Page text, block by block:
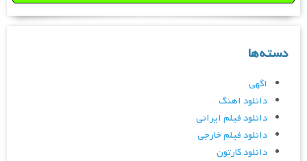
دسته‌ها
اگهی
دانلود اهنگ
دانلود فیلم ایرانی
دانلود فیلم خارجی
دانلود کارتون